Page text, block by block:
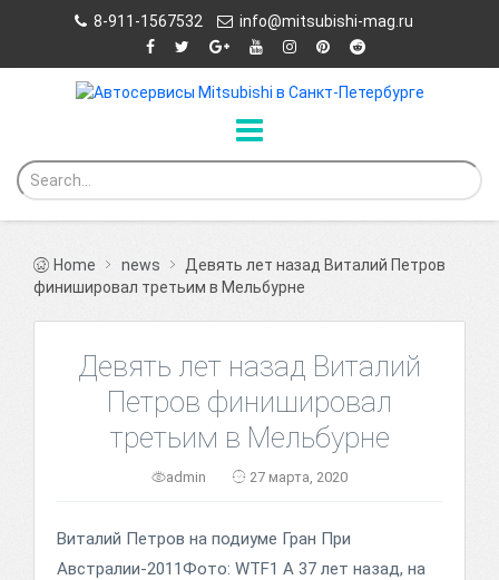
8-911-1567532 info@mitsubishi-mag.ru
Home news
Девять лет назад Виталий Петров
финишировал третьим в Мельбурне
Девять лет назад Виталий
Петров финишировал
третьим в Мельбурне
admin 27 марта, 2020
Виталий Петров на подиуме Гран При
Австралии-2011Фото: WTF1 А 37 лет назад, на